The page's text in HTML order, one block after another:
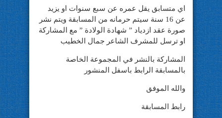
اي متسابق يقل عمره عن سبع سنوات او يزيد
عن 16 سنة سيتم حرمانه من المسابقة ويتم نشر
صورة عقد ازدياد ” شهادة الولادة ” مع المشاركة
او ترسل للمشرف الشاعر جمال الخطيب
المشاركة بالنشر في المجموعة الخاصة
بالمسابقة الرابط باسفل المنشور
والله الموفق
رابط المسابقة